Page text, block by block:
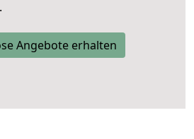
Angebote erhalten